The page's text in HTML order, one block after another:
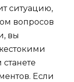
ситуацию,
вопросов
вы
Если